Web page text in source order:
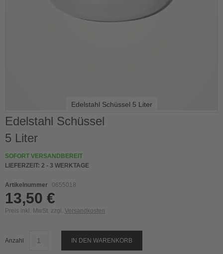
Edelstahl Schüssel
5 Liter
SOFORT VERSANDBEREIT
LIEFERZEIT: 2 - 3 WERKTAGE
Artikelnummer 0655018
13,50 €
Preis inkl. MwSt. zzgl. Versandkosten
Anzahl IN DEN WARENKORB
Edelstahl Schüssel 5 Liter
Skip
to
the
of
the
gallery